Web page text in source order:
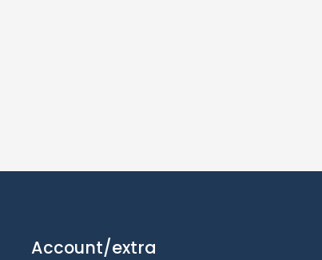
Account/extra